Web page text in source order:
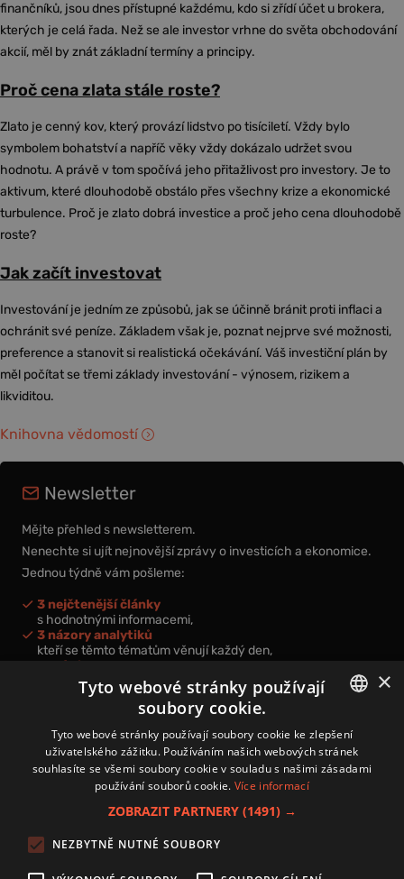
finančníků, jsou dnes přístupné každému, kdo si zřídí účet u brokera,
kterých je celá řada. Než se ale investor vrhne do světa obchodování
akcií, měl by znát základní termíny a principy.
Proč cena zlata stále roste?
Zlato je cenný kov, který provází lidstvo po tisíciletí. Vždy bylo
symbolem bohatství a napříč věky vždy dokázalo udržet svou
hodnotu. A právě v tom spočívá jeho přitažlivost pro investory. Je to
aktivum, které dlouhodobě obstálo přes všechny krize a ekonomické
turbulence. Proč je zlato dobrá investice a proč jeho cena dlouhodobě
roste?
Jak začít investovat
Investování je jedním ze způsobů, jak se účinně bránit proti inflaci a
ochránit své peníze. Základem však je, poznat nejprve své možnosti,
preference a stanovit si realistická očekávání. Váš investiční plán by
měl počítat se třemi základy investování - výnosem, rizikem a
likviditou.
Knihovna vědomostí
Newsletter
Mějte přehled s newsletterem.
Nenechte si ujít nejnovější zprávy o investicích a ekonomice.
Jednou týdně vám pošleme:
3 nejčtenější články
s hodnotnými informacemi,
3 názory analytiků
kteří se těmto tématům věnují každý den,
nová videa a podcasty
k prohloubení vašich znalostí.
Přihlášením k newsletteru vyjadřujete svůj souhlas spodmínkami
zpracování osobních údajů.
Zásady používání souborů cookies
CZECH
×
Tyto webové stránky používají
soubory cookie.
Tyto webové stránky používají soubory cookie ke zlepšení
uživatelského zážitku. Používáním našich webových stránek
souhlasíte se všemi soubory cookie v souladu s našimi zásadami
používání souborů cookie. Více informací
ZOBRAZIT PARTNERY (1491) →
NEZBYTNĚ NUTNÉ SOUBORY